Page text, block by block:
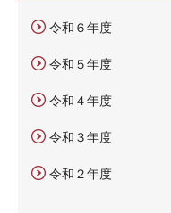
令和６年度
令和５年度
令和４年度
令和３年度
令和２年度